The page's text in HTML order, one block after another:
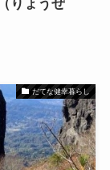
りょうぜ
だてな健幸暮らし